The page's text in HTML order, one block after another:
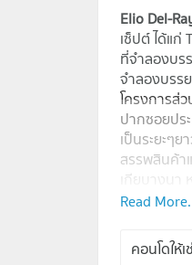
Elio Del-
เซ็ปต์ ได้แก่
ที่จำลองบร
จำลองบรร
โครงการส่
ปากซอยปร
เป็นระยะๆ
สรรพสินค้า
เกียบางนา
ไปเอกมัย ท
อยู่ที่ชั้น 1
พื้นที่นั่งพั
Read
คอนโดให้